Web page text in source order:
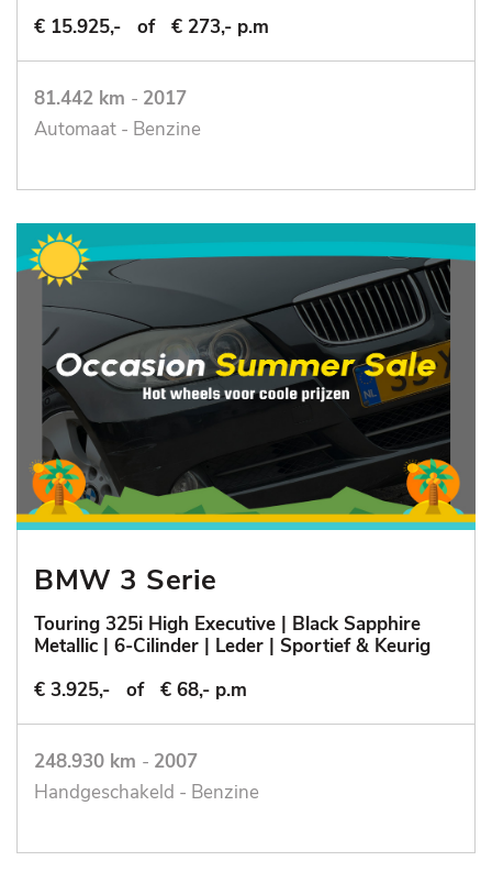
€ 15.925,-
of € 273,- p.m
81.442 km - 2017
Automaat - Benzine
BMW 3 Serie
Touring 325i High Executive | Black Sapphire
Metallic | 6-Cilinder | Leder | Sportief & Keurig
€ 3.925,-
of € 68,- p.m
248.930 km - 2007
Handgeschakeld - Benzine